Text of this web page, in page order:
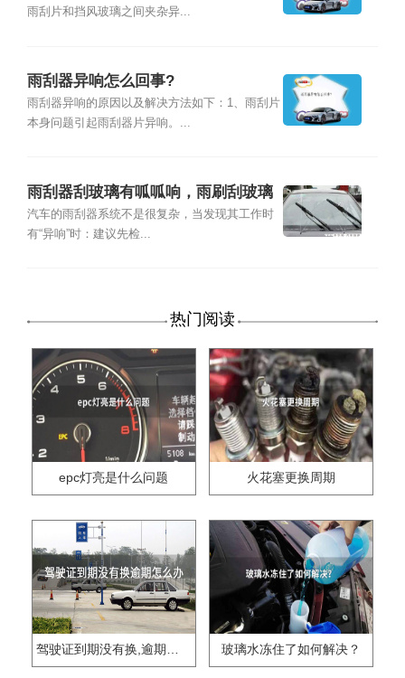
雨刮片和挡风玻璃之间夹杂异...
雨刮器异响怎么回事?
雨刮器异响的原因以及解决方法如下：1、雨刮片
本身问题引起雨刮器片异响。...
雨刮器刮玻璃有呱呱响，雨刷刮玻璃
响怎么回事
汽车的雨刮器系统不是很复杂，当发现其工作时
有“异响”时：建议先检...
热门阅读
epc灯亮是什么问题 火花塞更换周期
驾驶证到期没有换,逾期怎么办?? 玻璃水冻住了如何解决？